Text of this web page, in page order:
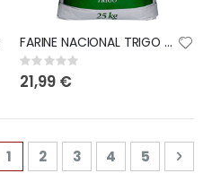
FARINE NACIONAL TRIGO 25KG
Rating:
0%
21,99 €
Page
You're currently reading
1 Page
2 Page
3 Page
4 Page
5